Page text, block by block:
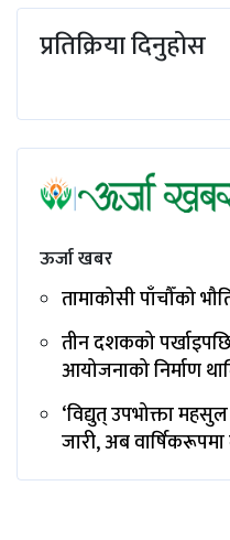
प्रतिक्रिया दिनुहोस
ऊर्जा खबर
तामाकोसी पाँचौँको
तीन दशकको
आयोजनाको निर्माण
‘विद्युत् उपभोक्ता
जारी, अब